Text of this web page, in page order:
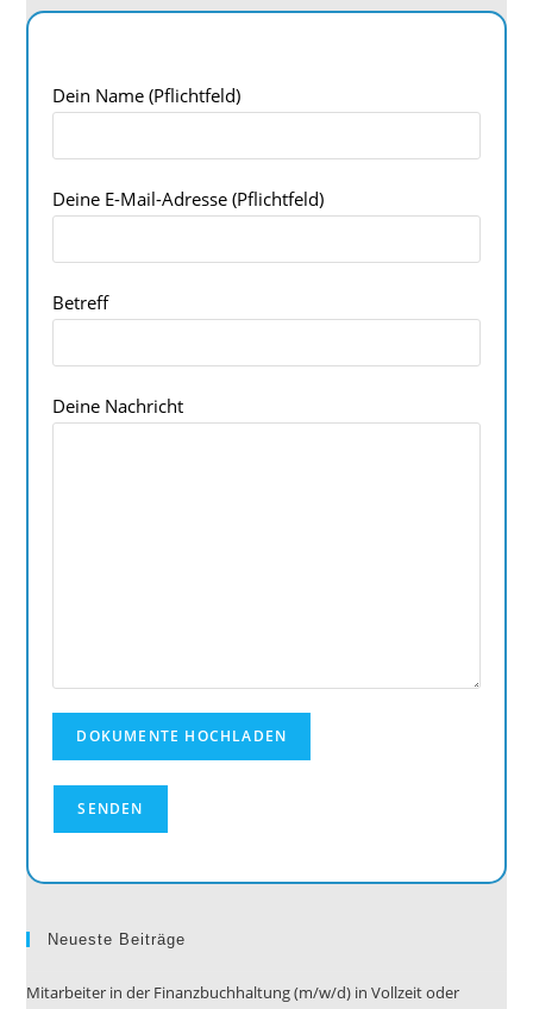
Dein Name (Pflichtfeld)
Deine E-Mail-Adresse (Pflichtfeld)
Betreff
Deine Nachricht
Neueste Beiträge
Mitarbeiter in der Finanzbuchhaltung (m/w/d) in Vollzeit oder